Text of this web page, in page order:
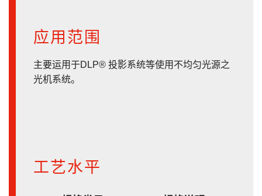
应用范围
主要运用于DLP® 投影系统等使用不均匀光源之
光机系统。
工艺水平